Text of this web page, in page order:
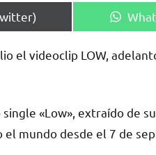
en
el videoclip LOW,
«Low», extraído de
el mundo desde el 7 de